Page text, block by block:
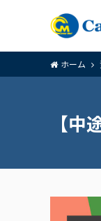
ホーム
【